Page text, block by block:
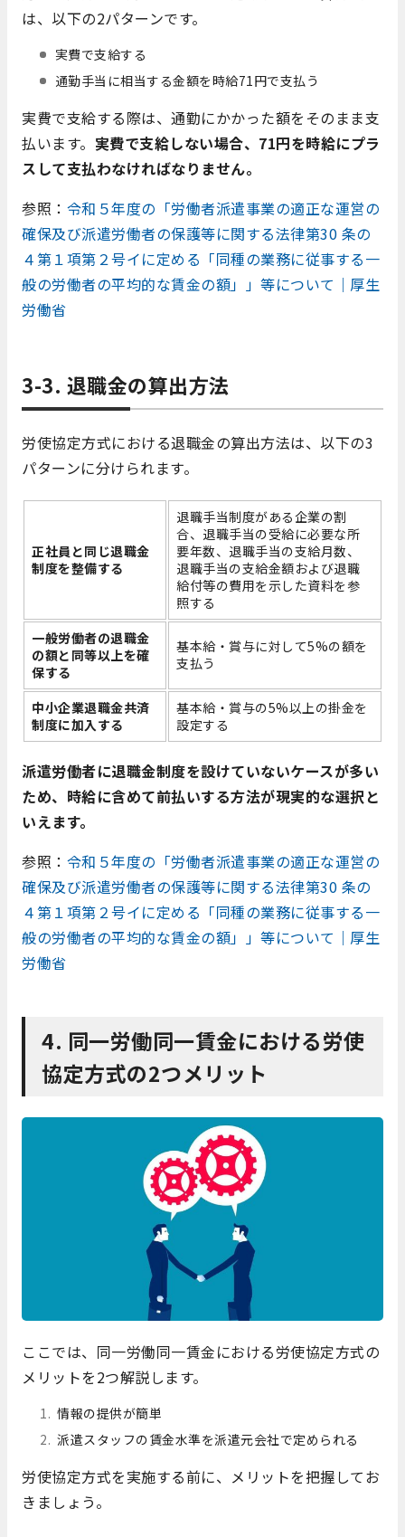
は、以下の2パターンです。
実費で支給する
通勤手当に相当する金額を時給71円で支払う
実費で支給する際は、通勤にかかった額をそのまま支
払います。 実費で支給しない場合、71円を時給にプラ
スして支払わなければなりません。
参照： 令和５年度の「労働者派遣事業の適正な運営の
確保及び派遣労働者の保護等に関する法律第30 条の
４第１項第２号イに定める「同種の業務に従事する一
般の労働者の平均的な賃金の額」」等について｜厚生
労働省
3-3. 退職金の算出方法
労使協定方式における退職金の算出方法は、以下の3
パターンに分けられます。
正社員と同じ退職金
制度を整備する
退職手当制度がある企業の割
合、退職手当の受給に必要な所
要年数、退職手当の支給月数、
退職手当の支給金額および退職
給付等の費用を示した資料を参
照する
一般労働者の退職金
の額と同等以上を確
保する
基本給・賞与に対して5%の額を
支払う
中小企業退職金共済
制度に加入する
基本給・賞与の5%以上の掛金を
設定する
派遣労働者に退職金制度を設けていないケースが多い
ため、時給に含めて前払いする方法が現実的な選択と
いえます。
参照： 令和５年度の「労働者派遣事業の適正な運営の
確保及び派遣労働者の保護等に関する法律第30 条の
４第１項第２号イに定める「同種の業務に従事する一
般の労働者の平均的な賃金の額」」等について｜厚生
労働省
4. 同一労働同一賃金における労使
協定方式の2つメリット
ここでは、同一労働同一賃金における労使協定方式の
メリットを2つ解説します。
情報の提供が簡単
派遣スタッフの賃金水準を派遣元会社で定められる
労使協定方式を実施する前に、メリットを把握してお
きましょう。